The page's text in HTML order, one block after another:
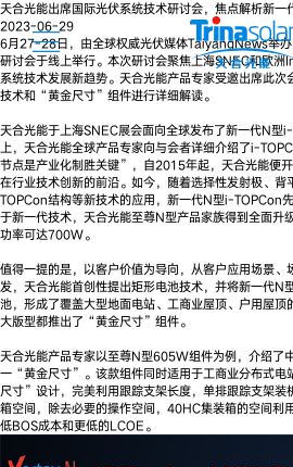
天合光能出席国际光伏系统技术研讨会，焦点解析新
2023-06-29
6月27-28日，由全球权威光伏媒体TaiyangNews举
研讨会于线上举行。本次研讨会聚焦上海SNEC和欧
系统技术发展新趋势。天合光能产品专家受邀出席此
技术和“黄金尺寸”组件进行详细解读。
天合光能于上海SNEC展会面向全球发布了新一代N型
上，天合光能全球产品专家向与会者详细介绍了i-
节点是产业化制胜关键”，自2015年起，天合光能便
在行业技术创新的前沿。如今，随着选择性发射极、
TOPCon结构等新技术的应用，新一代N型i-TOPCon
于新一代技术，天合光能至尊N型产品家族得到全面
功率可达700W。
值得一提的是，以客户价值为导向，从客户应用场景、
发，天合光能首创性提出矩形电池技术，并将新一代
池，形成了覆盖大型地面电站、工商业屋顶、户用屋顶
大版型都推出了“黄金尺寸”组件。
天合光能产品专家以至尊N型605W组件为例，介绍
一“黄金尺寸”。该款组件同时适用于工商业分布式电
尺寸”设计，完美利用跟踪支架长度，单排跟踪支架
箱空间，除去必要的操作空间，40HC集装箱的空间利
低BOS成本和更低的LCOE。